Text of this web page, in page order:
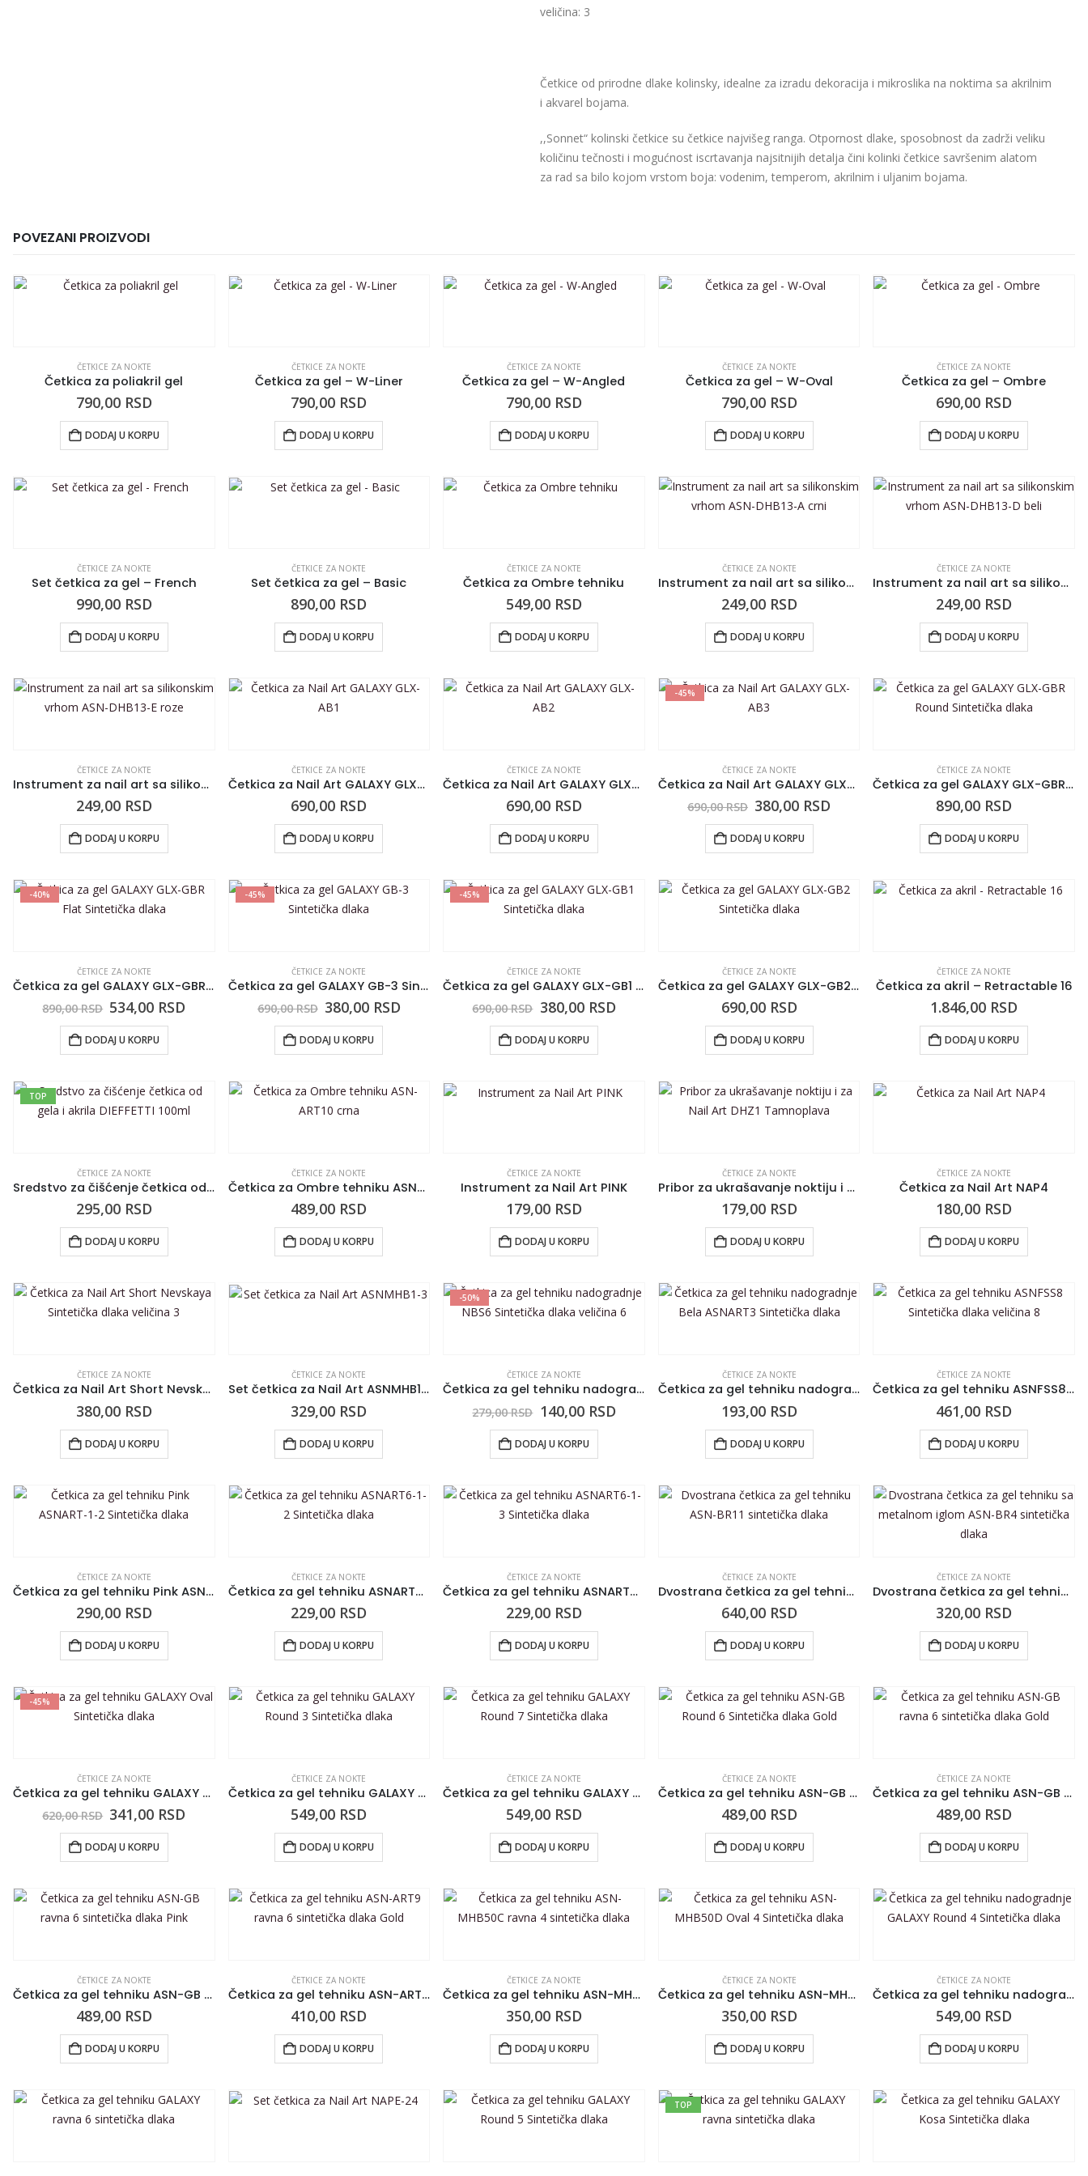
veličina: 3
Četkice od prirodne dlake kolinsky, idealne za izradu dekoracija i mikroslika na noktima sa akrilnim
i akvarel bojama.
,,Sonnet“ kolinski četkice su četkice najvišeg ranga. Otpornost dlake, sposobnost da zadrži veliku
količinu tečnosti i mogućnost iscrtavanja najsitnijih detalja čini kolinki četkice savršenim alatom
za rad sa bilo kojom vrstom boja: vodenim, temperom, akrilnim i uljanim bojama.
POVEZANI PROIZVODI
ČETKICE ZA NOKTE
Četkica za poliakril gel
790,00 RSD
DODAJ U KORPU
ČETKICE ZA NOKTE
Četkica za gel – W-Liner
790,00 RSD
DODAJ U KORPU
ČETKICE ZA NOKTE
Četkica za gel – W-Angled
790,00 RSD
DODAJ U KORPU
ČETKICE ZA NOKTE
Četkica za gel – W-Oval
790,00 RSD
DODAJ U KORPU
ČETKICE ZA NOKTE
Četkica za gel – Ombre
690,00 RSD
DODAJ U KORPU
ČETKICE ZA NOKTE
Set četkica za gel – French
990,00 RSD
DODAJ U KORPU
ČETKICE ZA NOKTE
Set četkica za gel – Basic
890,00 RSD
DODAJ U KORPU
ČETKICE ZA NOKTE
Četkica za Ombre tehniku
549,00 RSD
DODAJ U KORPU
ČETKICE ZA NOKTE
Instrument za nail art sa silikonskim vrhom ASN-DHB13-A crni
249,00 RSD
DODAJ U KORPU
ČETKICE ZA NOKTE
Instrument za nail art sa silikonskim vrhom ASN-DHB13-D beli
249,00 RSD
DODAJ U KORPU
ČETKICE ZA NOKTE
Instrument za nail art sa silikonskim vrhom ASN-DHB13-E roze
249,00 RSD
DODAJ U KORPU
ČETKICE ZA NOKTE
Četkica za Nail Art GALAXY GLX-AB1
690,00 RSD
DODAJ U KORPU
ČETKICE ZA NOKTE
Četkica za Nail Art GALAXY GLX-AB2
690,00 RSD
DODAJ U KORPU
-45%
ČETKICE ZA NOKTE
Četkica za Nail Art GALAXY GLX-AB3
690,00RSD 380,00 RSD
DODAJ U KORPU
ČETKICE ZA NOKTE
Četkica za gel GALAXY GLX-GBR Round Sintetička dlaka
890,00 RSD
DODAJ U KORPU
-40%
ČETKICE ZA NOKTE
Četkica za gel GALAXY GLX-GBR Flat Sintetička dlaka
890,00RSD 534,00 RSD
DODAJ U KORPU
-45%
ČETKICE ZA NOKTE
Četkica za gel GALAXY GB-3 Sintetička dlaka
690,00RSD 380,00 RSD
DODAJ U KORPU
-45%
ČETKICE ZA NOKTE
Četkica za gel GALAXY GLX-GB1 Sintetička dlaka
690,00RSD 380,00 RSD
DODAJ U KORPU
ČETKICE ZA NOKTE
Četkica za gel GALAXY GLX-GB2 Sintetička dlaka
690,00 RSD
DODAJ U KORPU
ČETKICE ZA NOKTE
Četkica za akril – Retractable 16
1.846,00 RSD
DODAJ U KORPU
TOP
ČETKICE ZA NOKTE
Sredstvo za čišćenje četkica od gela i akrila DIEFFETTI 100ml
295,00 RSD
DODAJ U KORPU
ČETKICE ZA NOKTE
Četkica za Ombre tehniku ASN-ART10 crna
489,00 RSD
DODAJ U KORPU
ČETKICE ZA NOKTE
Instrument za Nail Art PINK
179,00 RSD
DODAJ U KORPU
ČETKICE ZA NOKTE
Pribor za ukrašavanje noktiju i za Nail Art DHZ1 Tamnoplava
179,00 RSD
DODAJ U KORPU
ČETKICE ZA NOKTE
Četkica za Nail Art NAP4
180,00 RSD
DODAJ U KORPU
ČETKICE ZA NOKTE
Četkica za Nail Art Short Nevskaya Sintetička dlaka veličina 3
380,00 RSD
DODAJ U KORPU
ČETKICE ZA NOKTE
Set četkica za Nail Art ASNMHB1-3
329,00 RSD
DODAJ U KORPU
-50%
ČETKICE ZA NOKTE
Četkica za gel tehniku nadogradnje NBS6 Sintetička dlaka veličina 6
279,00RSD 140,00 RSD
DODAJ U KORPU
ČETKICE ZA NOKTE
Četkica za gel tehniku nadogradnje Bela ASNART3 Sintetička dlaka
193,00 RSD
DODAJ U KORPU
ČETKICE ZA NOKTE
Četkica za gel tehniku ASNFSS8 Sintetička dlaka veličina 8
461,00 RSD
DODAJ U KORPU
ČETKICE ZA NOKTE
Četkica za gel tehniku Pink ASNART-1-2 Sintetička dlaka
290,00 RSD
DODAJ U KORPU
ČETKICE ZA NOKTE
Četkica za gel tehniku ASNART6-1-2 Sintetička dlaka
229,00 RSD
DODAJ U KORPU
ČETKICE ZA NOKTE
Četkica za gel tehniku ASNART6-1-3 Sintetička dlaka
229,00 RSD
DODAJ U KORPU
ČETKICE ZA NOKTE
Dvostrana četkica za gel tehniku ASN-BR11 sintetička dlaka
640,00 RSD
DODAJ U KORPU
ČETKICE ZA NOKTE
Dvostrana četkica za gel tehniku sa metalnom iglom ASN-BR4 sintetička dlaka
320,00 RSD
DODAJ U KORPU
-45%
ČETKICE ZA NOKTE
Četkica za gel tehniku GALAXY Oval Sintetička dlaka
620,00RSD 341,00 RSD
DODAJ U KORPU
ČETKICE ZA NOKTE
Četkica za gel tehniku GALAXY Round 3 Sintetička dlaka
549,00 RSD
DODAJ U KORPU
ČETKICE ZA NOKTE
Četkica za gel tehniku GALAXY Round 7 Sintetička dlaka
549,00 RSD
DODAJ U KORPU
ČETKICE ZA NOKTE
Četkica za gel tehniku ASN-GB Round 6 Sintetička dlaka Gold
489,00 RSD
DODAJ U KORPU
ČETKICE ZA NOKTE
Četkica za gel tehniku ASN-GB ravna 6 sintetička dlaka Gold
489,00 RSD
DODAJ U KORPU
ČETKICE ZA NOKTE
Četkica za gel tehniku ASN-GB ravna 6 sintetička dlaka Pink
489,00 RSD
DODAJ U KORPU
ČETKICE ZA NOKTE
Četkica za gel tehniku ASN-ART9 ravna 6 sintetička dlaka Gold
410,00 RSD
DODAJ U KORPU
ČETKICE ZA NOKTE
Četkica za gel tehniku ASN-MHB50C ravna 4 sintetička dlaka
350,00 RSD
DODAJ U KORPU
ČETKICE ZA NOKTE
Četkica za gel tehniku ASN-MHB50D Oval 4 Sintetička dlaka
350,00 RSD
DODAJ U KORPU
ČETKICE ZA NOKTE
Četkica za gel tehniku nadogradnje GALAXY Round 4 Sintetička dlaka
549,00 RSD
DODAJ U KORPU
TOP